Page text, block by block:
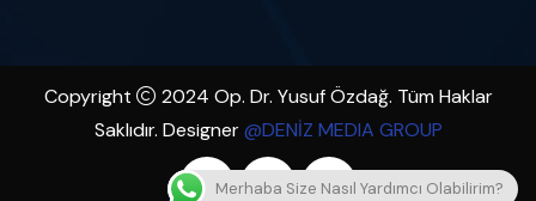
Copyright
2024 Op. Dr. Yusuf Özdağ. Tüm Haklar
Saklıdır. Designer@DENİZ MEDIA GROUP
Merhaba Size Nasıl Yardımcı Olabilirim?